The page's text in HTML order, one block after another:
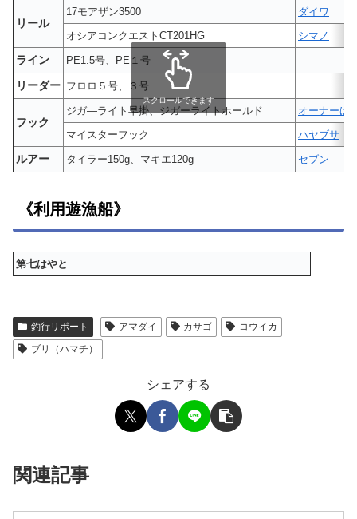
リール
17モアザン3500
ダイワ
オシアコンクエストCT201HG
シマノ
ライン PE1.5号、PE１号
リーダー フロロ５号、３号
フック
ジガ―ライト早掛、ジガーライトホールド
オーナーば
マイスターフック
ハヤブサ
ルアー タイラー150g、マキエ120g セブン
スクロールできます
《利用遊漁船》
第七はやと
釣行リポート アマダイ カサゴ
コウイカ
ブリ（ハマチ）
シェアする
関連記事